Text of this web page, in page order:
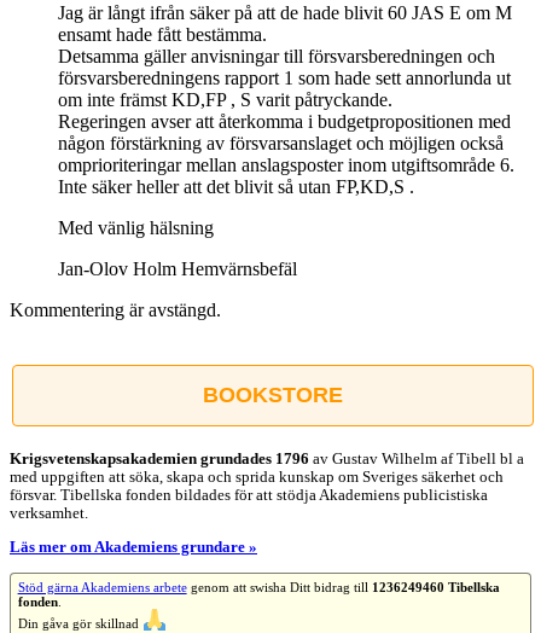
Jag är långt ifrån säker på att de hade blivit 60 JAS E om M
ensamt hade fått bestämma.
Detsamma gäller anvisningar till försvarsberedningen och
försvarsberedningens rapport 1 som hade sett annorlunda ut
om inte främst KD,FP , S varit påtryckande.
Regeringen avser att återkomma i budgetpropositionen med
någon förstärkning av försvarsanslaget och möjligen också
omprioriteringar mellan anslagsposter inom utgiftsområde 6.
Inte säker heller att det blivit så utan FP,KD,S .
Med vänlig hälsning
Jan-Olov Holm Hemvärnsbefäl
Kommentering är avstängd.
BOOKSTORE
Krigsvetenskap­sakademien grundades 1796 av Gustav Wilhelm af Tibell bl a
med uppgiften att söka, skapa och sprida kunskap om Sveriges säkerhet och
försvar. Tibellska fonden bildades för att stödja Akademiens publicistiska
verksamhet.
Läs mer om Akademiens grundare »
Stöd gärna Akademiens arbetegenom att swisha Ditt bidrag till 1236249460 Tibellska
fonden.
Din gåva gör skillnad